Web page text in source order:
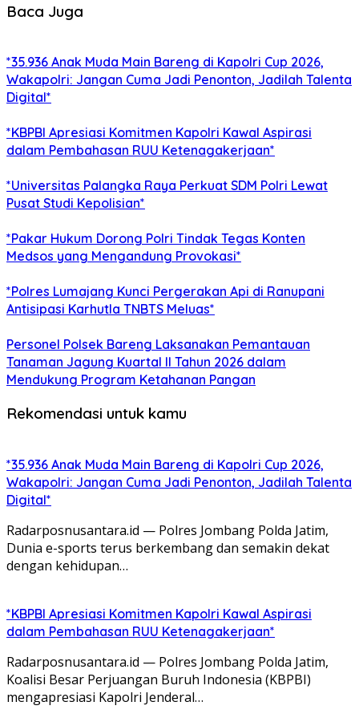
Baca Juga
*35.936 Anak Muda Main Bareng di Kapolri Cup 2026,
Wakapolri: Jangan Cuma Jadi Penonton, Jadilah Talenta
Digital*
*KBPBI Apresiasi Komitmen Kapolri Kawal Aspirasi
dalam Pembahasan RUU Ketenagakerjaan*
*Universitas Palangka Raya Perkuat SDM Polri Lewat
Pusat Studi Kepolisian*
*Pakar Hukum Dorong Polri Tindak Tegas Konten
Medsos yang Mengandung Provokasi*
*Polres Lumajang Kunci Pergerakan Api di Ranupani
Antisipasi Karhutla TNBTS Meluas*
Personel Polsek Bareng Laksanakan Pemantauan
Tanaman Jagung Kuartal II Tahun 2026 dalam
Mendukung Program Ketahanan Pangan
Rekomendasi untuk kamu
*35.936 Anak Muda Main Bareng di Kapolri Cup 2026,
Wakapolri: Jangan Cuma Jadi Penonton, Jadilah Talenta
Digital*
Radarposnusantara.id — Polres Jombang Polda Jatim,
Dunia e-sports terus berkembang dan semakin dekat
dengan kehidupan…
*KBPBI Apresiasi Komitmen Kapolri Kawal Aspirasi
dalam Pembahasan RUU Ketenagakerjaan*
Radarposnusantara.id — Polres Jombang Polda Jatim,
Koalisi Besar Perjuangan Buruh Indonesia (KBPBI)
mengapresiasi Kapolri Jenderal…